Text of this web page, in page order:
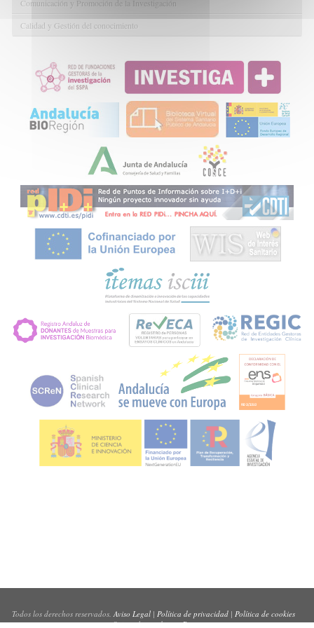
Comunicación y Promoción de la Investigación
Calidad y Gestión del conocimiento
Todos los derechos reservados.Aviso Legal| Política de privacidad| Política de cookies
Sitio web creado porPynso